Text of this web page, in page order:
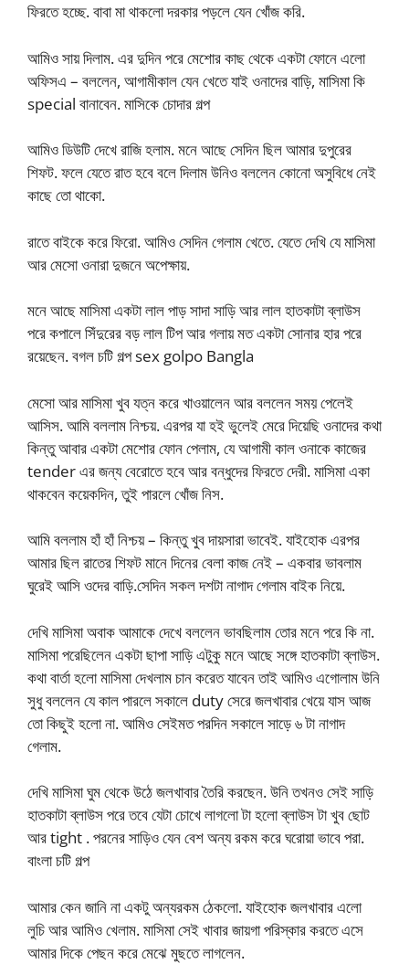
ফিরতে হচ্ছে. বাবা মা থাকলো দরকার পড়লে যেন খোঁজ করি.
আমিও সায় দিলাম. এর দুদিন পরে মেশোর কাছ থেকে একটা ফোনে এলো
অফিসএ – বললেন, আগামীকাল যেন খেতে যাই ওনাদের বাড়ি, মাসিমা কি
special বানাবেন. মাসিকে চোদার গল্প
আমিও ডিউটি দেখে রাজি হলাম. মনে আছে সেদিন ছিল আমার দুপুরের
শিফট. ফলে যেতে রাত হবে বলে দিলাম উনিও বললেন কোনো অসুবিধে নেই
কাছে তো থাকো.
রাতে বাইকে করে ফিরো. আমিও সেদিন গেলাম খেতে. যেতে দেখি যে মাসিমা
আর মেসো ওনারা দুজনে অপেক্ষায়.
মনে আছে মাসিমা একটা লাল পাড় সাদা সাড়ি আর লাল হাতকাটা ব্লাউস
পরে কপালে সিঁদুরের বড় লাল টিপ আর গলায় মত একটা সোনার হার পরে
রয়েছেন. বগল চটি গল্প sex golpo Bangla
মেসো আর মাসিমা খুব যত্ন করে খাওয়ালেন আর বললেন সময় পেলেই
আসিস. আমি বললাম নিশ্চয়. এরপর যা হই ভুলেই মেরে দিয়েছি ওনাদের কথা
কিন্তু আবার একটা মেশোর ফোন পেলাম, যে আগামী কাল ওনাকে কাজের
tender এর জন্য বেরোতে হবে আর বন্ধুদের ফিরতে দেরী. মাসিমা একা
থাকবেন কয়েকদিন, তুই পারলে খোঁজ নিস.
আমি বললাম হাঁ হাঁ নিশ্চয় – কিন্তু খুব দায়সারা ভাবেই. যাইহোক এরপর
আমার ছিল রাতের শিফট মানে দিনের বেলা কাজ নেই – একবার ভাবলাম
ঘুরেই আসি ওদের বাড়ি.সেদিন সকল দশটা নাগাদ গেলাম বাইক নিয়ে.
দেখি মাসিমা অবাক আমাকে দেখে বললেন ভাবছিলাম তোর মনে পরে কি না.
মাসিমা পরেছিলেন একটা ছাপা সাড়ি এটুকু মনে আছে সঙ্গে হাতকাটা ব্লাউস.
কথা বার্তা হলো মাসিমা দেখলাম চান করেত যাবেন তাই আমিও এগোলাম উনি
সুধু বললেন যে কাল পারলে সকালে duty সেরে জলখাবার খেয়ে যাস আজ
তো কিছুই হলো না. আমিও সেইমত পরদিন সকালে সাড়ে ৬ টা নাগাদ
গেলাম.
দেখি মাসিমা ঘুম থেকে উঠে জলখাবার তৈরি করছেন. উনি তখনও সেই সাড়ি
হাতকাটা ব্লাউস পরে তবে যেটা চোখে লাগলো টা হলো ব্লাউস টা খুব ছোট
আর tight . পরনের সাড়িও যেন বেশ অন্য রকম করে ঘরোয়া ভাবে পরা.
বাংলা চটি গল্প
আমার কেন জানি না একটু অন্যরকম ঠেকলো. যাইহোক জলখাবার এলো
লুচি আর আমিও খেলাম. মাসিমা সেই খাবার জায়গা পরিস্কার করতে এসে
আমার দিকে পেছন করে মেঝে মুছতে লাগলেন.